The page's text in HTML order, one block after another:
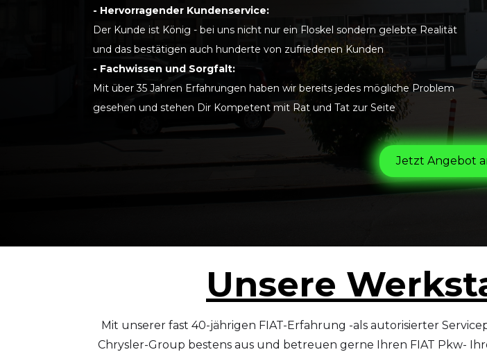
- Hervorragender Kundenservice:
Der Kunde ist König - bei uns nicht nur ein Floskel sondern gelebte Realität
und das bestätigen auch hunderte von zufriedenen Kunden
- Fachwissen und Sorgfalt:
Mit über 35 Jahren Erfahrungen haben wir bereits jedes mögliche Problem
gesehen und stehen Dir Kompetent mit Rat und Tat zur Seite
Jetzt Angebot
Unsere
Mit unserer fast 40-jährigen FIAT-Erfahrung -als autorisierter
Chrysler-Group bestens aus und betreuen gerne Ihren FIAT Pkw-